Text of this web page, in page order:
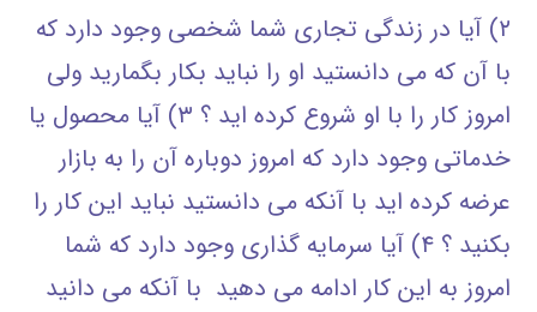
۲) آیا در زندگی تجاری شما شخصی وجود دارد که
با آن که می دانستید او را نباید بکار بگمارید ولی
امروز کار را با او شروع کرده اید ؟ ۳) آیا محصول یا
خدماتی وجود دارد که امروز دوباره آن را به بازار
عرضه کرده اید با آنکه می دانستید نباید این کار را
بکنید ؟ ۴) آیا سرمایه گذاری وجود دارد که شما
امروز به این کار ادامه می دهید با آنکه می دانید